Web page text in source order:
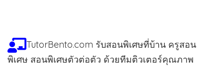
TutorBento.com รับสอนพิเศษที่บ้าน ครูสอน
พิเศษ สอนพิเศษตัวต่อตัว ด้วยทีมติวเตอร์คุณภาพ